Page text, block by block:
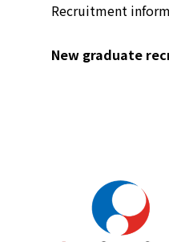
Recruitment
New graduate